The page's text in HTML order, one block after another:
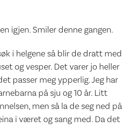
igjen. Smiler denne gangen.
i helgene så blir de dratt med
og vesper. Det varer jo heller
passer meg ypperlig. Jeg har
på sju og 10 år. Litt
men så la de seg ned på
i været og sang med. Da det